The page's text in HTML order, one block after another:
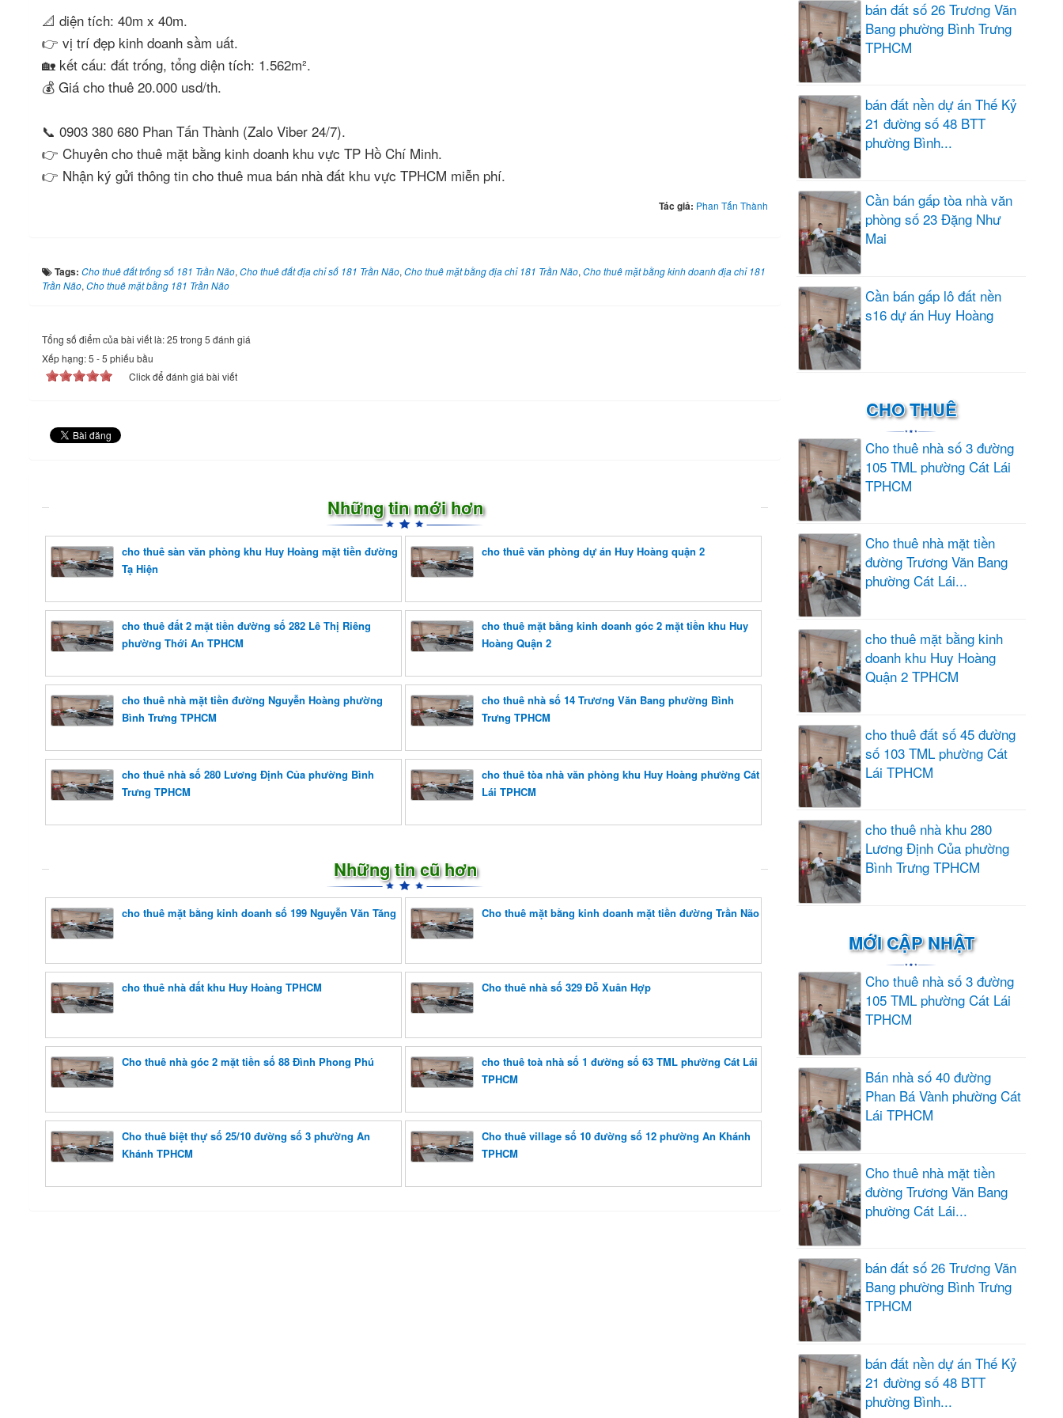
📐 diện tích: 40m x 40m.
👉 vị trí đẹp kinh doanh sầm uất.
🏡 kết cấu: đất trống, tổng diện tích: 1.562m².
💰 Giá cho thuê 20.000 usd/th.
📞 0903 380 680 Phan Tấn Thành (Zalo Viber 24/7).
👉 Chuyên cho thuê mặt bằng kinh doanh khu vực TP Hồ Chí Minh.
👉 Nhận ký gửi thông tin cho thuê mua bán nhà đất khu vực TPHCM miễn phí.
Tác giả: Phan Tấn Thành
Tags: Cho thuê đất trống số 181 Trần Não, Cho thuê đất địa chỉ số 181 Trần Não, Cho thuê mặt bằng địa chỉ 181 Trần Não, Cho thuê mặt bằng kinh doanh địa chỉ 181
Trần Não, Cho thuê mặt bằng 181 Trần Não
Tổng số điểm của bài viết là: 25 trong 5 đánh giá
Xếp hạng:5 -5 phiếu bầu
Click để đánh giá bài viết
Những tin mới hơn
cho thuê sàn văn phòng khu Huy Hoàng mặt tiền đường
Tạ Hiện
cho thuê văn phòng dự án Huy Hoàng quận 2
cho thuê đất 2 mặt tiền đường số 282 Lê Thị Riêng
phường Thới An TPHCM
cho thuê mặt bằng kinh doanh góc 2 mặt tiền khu Huy
Hoàng Quận 2
cho thuê nhà mặt tiền đường Nguyễn Hoàng phường
Bình Trưng TPHCM
cho thuê nhà số 14 Trương Văn Bang phường Bình
Trưng TPHCM
cho thuê nhà số 280 Lương Định Của phường Bình
Trưng TPHCM
cho thuê tòa nhà văn phòng khu Huy Hoàng phường Cát
Lái TPHCM
Những tin cũ hơn
cho thuê mặt bằng kinh doanh số 199 Nguyễn Văn Tăng Cho thuê mặt bằng kinh doanh mặt tiền đường Trần Não
cho thuê nhà đất khu Huy Hoàng TPHCM Cho thuê nhà số 329 Đỗ Xuân Hợp
Cho thuê nhà góc 2 mặt tiền số 88 Đình Phong Phú
cho thuê toà nhà số 1 đường số 63 TML phường Cát Lái
TPHCM
Cho thuê biệt thự số 25/10 đường số 3 phường An
Khánh TPHCM
Cho thuê village số 10 đường số 12 phường An Khánh
TPHCM
bán đất số 26 Trương Văn
Bang phường Bình Trưng
TPHCM
bán đất nền dự án Thế Kỷ
21 đường số 48 BTT
phường Bình...
Cần bán gấp tòa nhà văn
phòng số 23 Đặng Như
Mai
Cần bán gấp lô đất nền
s16 dự án Huy Hoàng
CHO THUÊ
Cho thuê nhà số 3 đường
105 TML phường Cát Lái
TPHCM
Cho thuê nhà mặt tiền
đường Trương Văn Bang
phường Cát Lái...
cho thuê mặt bằng kinh
doanh khu Huy Hoàng
Quận 2 TPHCM
cho thuê đất số 45 đường
số 103 TML phường Cát
Lái TPHCM
cho thuê nhà khu 280
Lương Định Của phường
Bình Trưng TPHCM
MỚI CẬP NHẬT
Cho thuê nhà số 3 đường
105 TML phường Cát Lái
TPHCM
Bán nhà số 40 đường
Phan Bá Vành phường Cát
Lái TPHCM
Cho thuê nhà mặt tiền
đường Trương Văn Bang
phường Cát Lái...
bán đất số 26 Trương Văn
Bang phường Bình Trưng
TPHCM
bán đất nền dự án Thế Kỷ
21 đường số 48 BTT
phường Bình...